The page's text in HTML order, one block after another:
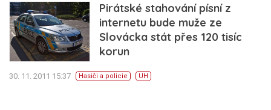
Pirátské stahování písní z
internetu bude muže ze
Slovácka stát přes 120 tisíc
korun
30. 11. 2011 15:37 Hasiči a policie UH